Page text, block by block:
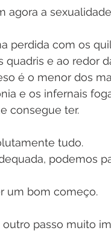
agora a
perdida com os
e ao redor
é o menor dos
e os infernais
consegue ter.
tudo.
podemos
um bom começo.
passo muito